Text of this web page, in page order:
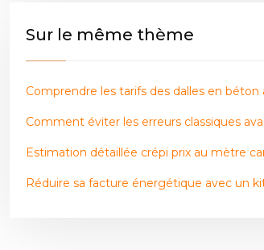
Sur le même thème
Comprendre les tarifs des dalles en béton
Comment éviter les erreurs classiques
Estimation détaillée crépi prix au mètre
Réduire sa facture énergétique avec un